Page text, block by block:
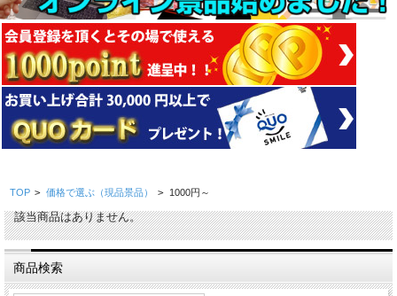
TOP > 価格で選ぶ（現品景品） > 1000円～
該当商品はありません。
商品検索